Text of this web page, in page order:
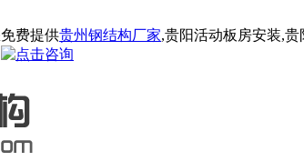
费提供贵州钢结构厂家,贵阳活动板房安装,